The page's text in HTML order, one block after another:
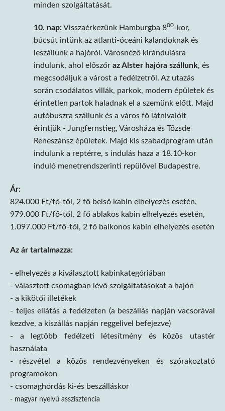
minden szolgáltatását.
10. nap:Visszaérkezünk Hamburgba 800-kor,
búcsút intünk az atlanti-óceáni kalandoknak és
leszállunk a hajóról. Városnéző kirándulásra
indulunk, ahol előszőr az Alster hajóra szállunk, és
megcsodáljuk a várost a fedélzetről. Az utazás
során csodálatos villák, parkok, modern épületek és
érintetlen partok haladnak el a szemünk előtt. Majd
autóbuszra szállunk és a város fő látnivalóit
érintjük - Jungfernstieg, Városháza és Tőzsde
Reneszánsz épületek. Majd kis szabadprogram után
indulunk a reptérre, s indulás haza a 18.10-kor
induló menetrendszerinti repülővel Budapestre.
Ár:
824.000 Ft/fő-től, 2 fő belső kabin elhelyezés esetén,
979.000 Ft/fő-től, 2 fő ablakos kabin elhelyezés esetén,
1.097.000 Ft/fő-től, 2 fő balkonos kabin elhelyezés esetén
Az ár tartalmazza:
- elhelyezés a kiválasztott kabinkategóriában
- választott csomagban lévő szolgáltatásokat a hajón
- a kikötői illetékek
- teljes ellátás a fedélzeten (a beszállás napján vacsorával
kezdve, a kiszállás napján reggelivel befejezve)
- a legtöbb fedélzeti létesítmény és közös utastér
használata
- részvétel a közös rendezvényeken és szórakoztató
programokon
- csomaghordás ki-és beszálláskor
- magyar nyelvű asszisztencia